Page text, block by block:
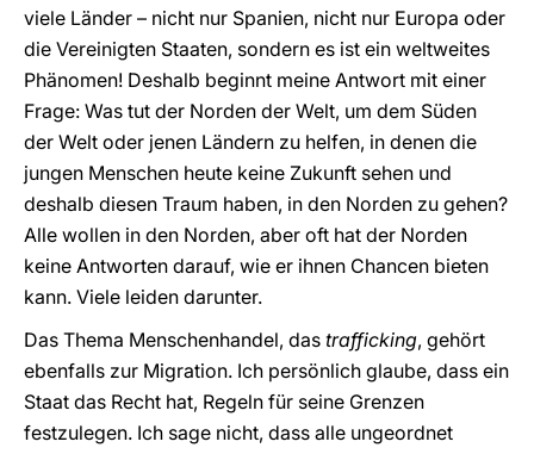
viele Länder – nicht nur Spanien, nicht nur Europa oder
die Vereinigten Staaten, sondern es ist ein weltweites
Phänomen! Deshalb beginnt meine Antwort mit einer
Frage: Was tut der Norden der Welt, um dem Süden
der Welt oder jenen Ländern zu helfen, in denen die
jungen Menschen heute keine Zukunft sehen und
deshalb diesen Traum haben, in den Norden zu gehen?
Alle wollen in den Norden, aber oft hat der Norden
keine Antworten darauf, wie er ihnen Chancen bieten
kann. Viele leiden darunter.
Das Thema Menschenhandel, das trafficking, gehört
ebenfalls zur Migration. Ich persönlich glaube, dass ein
Staat das Recht hat, Regeln für seine Grenzen
festzulegen. Ich sage nicht, dass alle ungeordnet